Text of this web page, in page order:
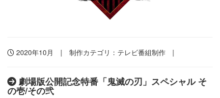
2020年10月 | 制作カテゴリ： テレビ番組制作 |
劇場版公開記念特番「鬼滅の刃」スペシャル そ
の壱/その弐